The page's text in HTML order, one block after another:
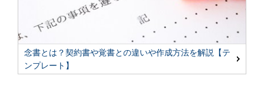
念書とは？契約書や覚書との違いや作成方法を解説【テ
ンプレート】